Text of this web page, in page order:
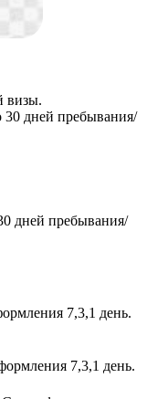
визы.
30 дней пребывания/
дней пребывания/
7,3,1 день.
7,3,1 день.